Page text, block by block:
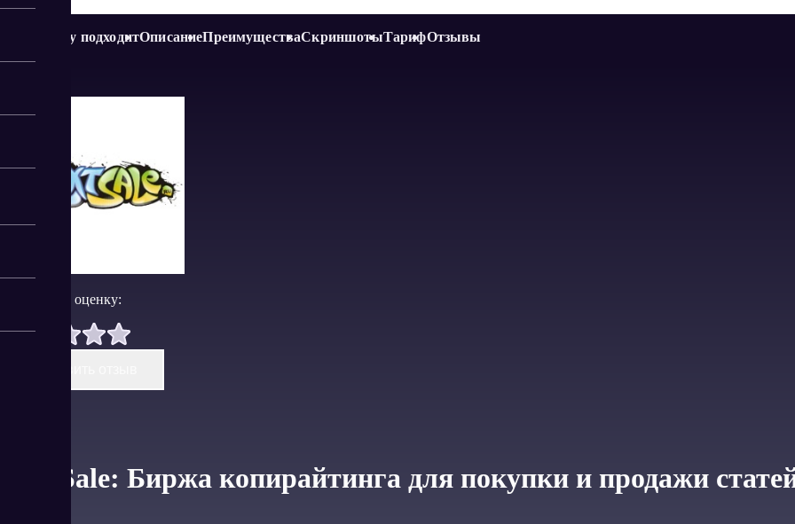
Кому подходитОписаниеПреимуществаСкриншотыТарифОтзывы
Поставить оценку:
TextSale: Биржа копирайтинга для покупки и продажи